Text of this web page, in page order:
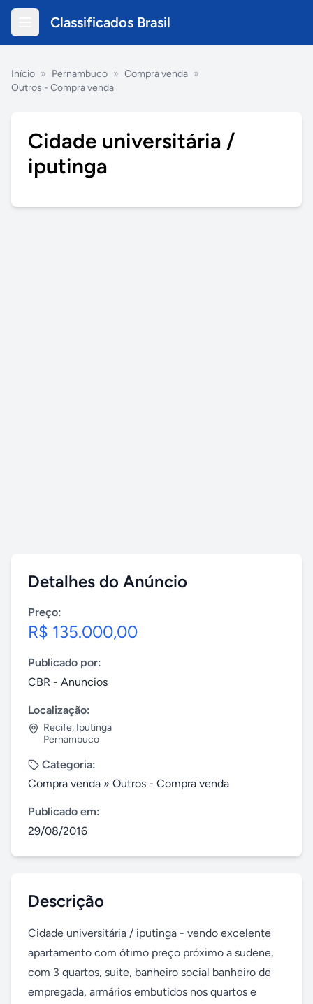
Classificados Brasil
Início » Pernambuco » Compra venda »
Outros - Compra venda
Cidade universitária /
iputinga
Detalhes do Anúncio
Preço:
R$ 135.000,00
Publicado por:
CBR - Anuncios
Localização:
Recife, Iputinga
Pernambuco
Categoria:
Compra venda » Outros - Compra venda
Publicado em:
29/08/2016
Descrição
Cidade universitária / iputinga - vendo excelente
apartamento com ótimo preço próximo a sudene,
com 3 quartos, suite, banheiro social banheiro de
empregada, armários embutidos nos quartos e